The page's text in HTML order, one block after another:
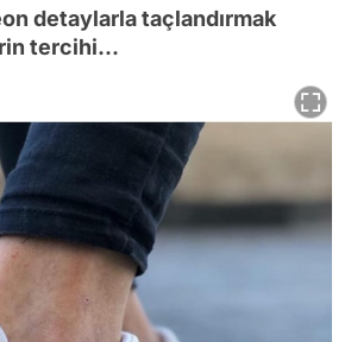
detaylarla taçlandırmak
tercihi...